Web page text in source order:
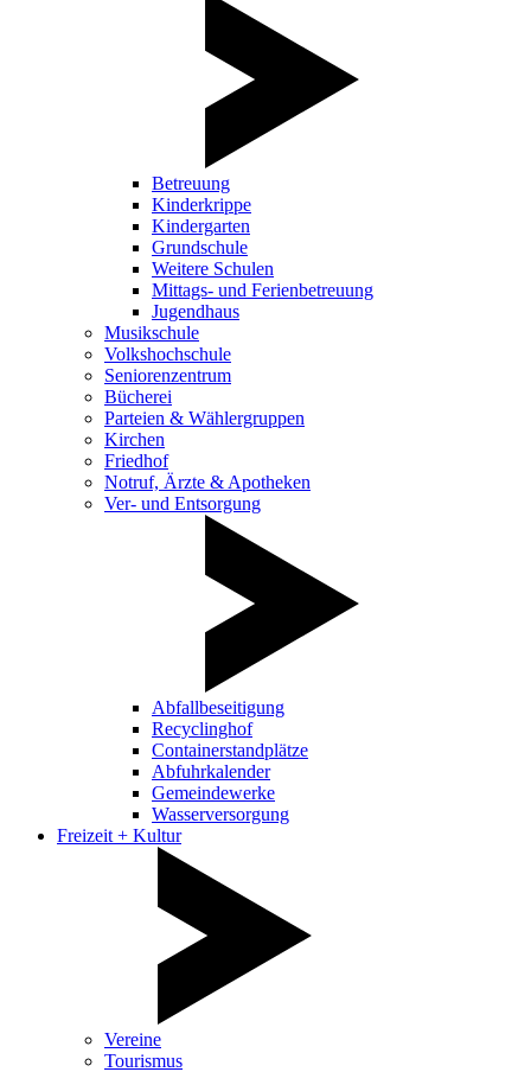
Betreuung
Kinderkrippe
Kindergarten
Grundschule
Weitere Schulen
Mittags- und Ferienbetreuung
Jugendhaus
Musikschule
Volkshochschule
Seniorenzentrum
Bücherei
Parteien & Wählergruppen
Kirchen
Friedhof
Notruf, Ärzte & Apotheken
Ver- und Entsorgung
Abfallbeseitigung
Recyclinghof
Containerstandplätze
Abfuhrkalender
Gemeindewerke
Wasserversorgung
Freizeit + Kultur
Vereine
Tourismus